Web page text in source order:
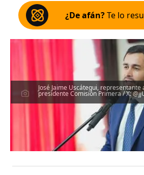
¿De afán?Te lo
José Jaime Uscátegui, representante
presidente Comisión Primera / X: